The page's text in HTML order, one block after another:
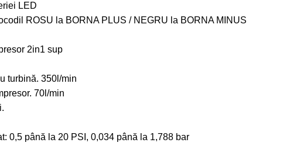
LED
ROSU la BORNA PLUS / NEGRU la BORNA MINUS
2in1 sup
turbină. 350l/min
70l/min
0,5 până la 20 PSI, 0,034 până la 1,788 bar